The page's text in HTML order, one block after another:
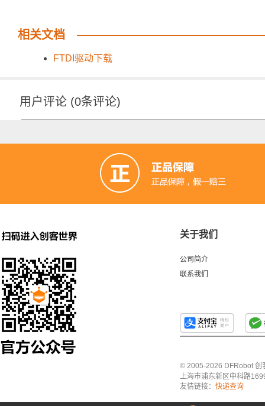
相关文档
FTDI驱动下载
用户评论 (0条评论)
关于我们
公司简介
联系我们
© 2005-2026 DFRobot 创
上海市浦东新区中科路
友情链接： 快递查询